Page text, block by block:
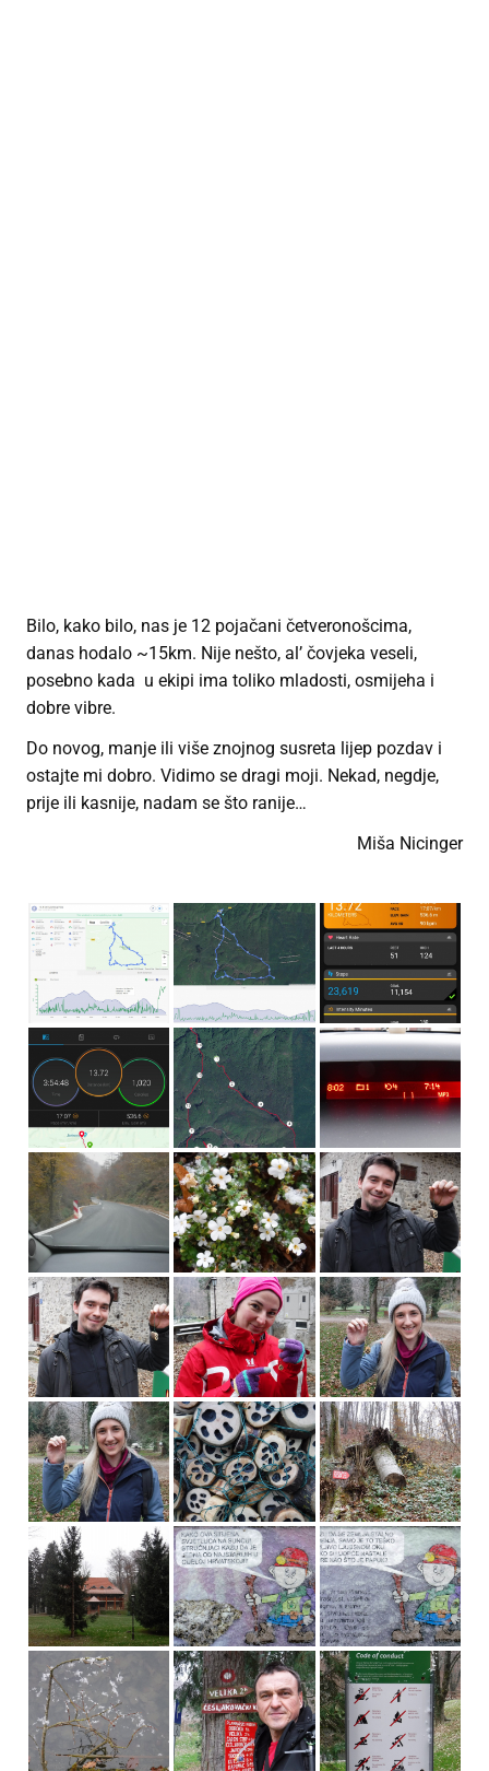
Bilo, kako bilo, nas je 12 pojačani četveronošcima,
danas hodalo ~15km. Nije nešto, al’ čovjeka veseli,
posebno kada u ekipi ima toliko mladosti, osmijeha i
dobre vibre.
Do novog, manje ili više znojnog susreta lijep pozdav i
ostajte mi dobro. Vidimo se dragi moji. Nekad, negdje,
prije ili kasnije, nadam se što ranije…
Miša Nicinger